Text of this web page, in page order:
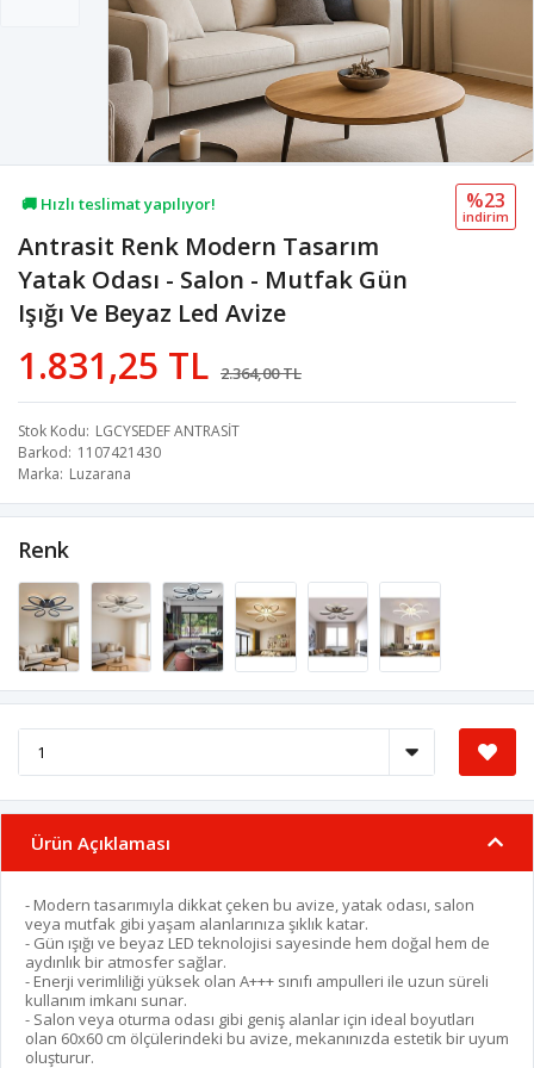
🚚 Hızlı teslimat yapılıyor!
💖 50,7B kişi favoriledi!
💸 Sepette 100 TL indirim!
Antrasit Renk Modern Tasarım
Yatak Odası - Salon - Mutfak Gün
Işığı Ve Beyaz Led Avize
1.831,25 TL 2.364,00 TL
%23
i̇ndi̇ri̇m
Stok Kodu LGCYSEDEF ANTRASİT
Barkod 1107421430
Marka Luzarana
Renk
Ürün Açıklaması
- Modern tasarımıyla dikkat çeken bu avize, yatak odası, salon
veya mutfak gibi yaşam alanlarınıza şıklık katar.
- Gün ışığı ve beyaz LED teknolojisi sayesinde hem doğal hem de
aydınlık bir atmosfer sağlar.
- Enerji verimliliği yüksek olan A+++ sınıfı ampulleri ile uzun süreli
kullanım imkanı sunar.
- Salon veya oturma odası gibi geniş alanlar için ideal boyutları
olan 60x60 cm ölçülerindeki bu avize, mekanınızda estetik bir uyum
oluşturur.